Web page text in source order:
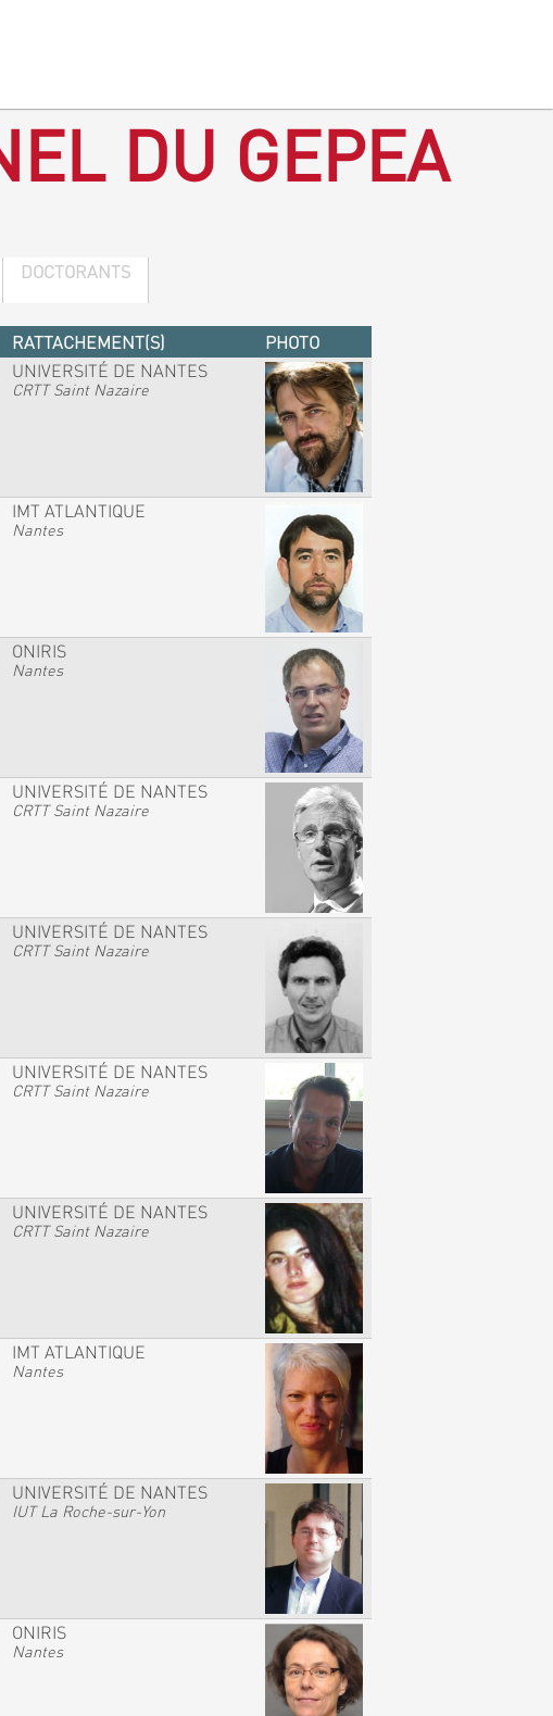
DU GEPEA
DOCTORANTS
RATTACHEMENT(S)
PHOTO
UNIVERSITÉ DE NANTES
CRTT Saint Nazaire
IMT ATLANTIQUE
Nantes
ONIRIS
Nantes
UNIVERSITÉ DE NANTES
CRTT Saint Nazaire
UNIVERSITÉ DE NANTES
CRTT Saint Nazaire
UNIVERSITÉ DE NANTES
CRTT Saint Nazaire
UNIVERSITÉ DE NANTES
CRTT Saint Nazaire
IMT ATLANTIQUE
Nantes
UNIVERSITÉ DE NANTES
IUT La Roche-sur-Yon
ONIRIS
Nantes